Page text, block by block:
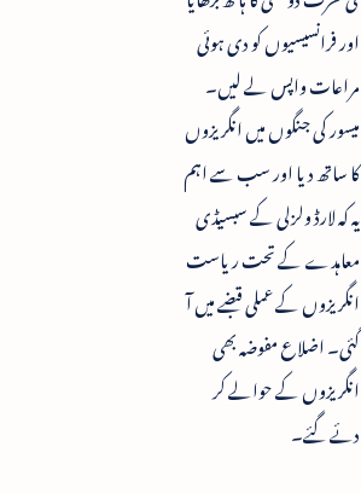
اور فرانسیسیوں کو دی ہوئی
مراعات واپس لے لیں۔
میسور کی جنگوں میں انگریزوں
کا ساتھ دیا اور سب سے اہم
یہ کہ لارڈ ولزلی کے سبسیڈی
معاہدے کے تحت ریاست
انگریزوں کے عملی قبضے میں آ
گئی۔ اضلاع مفوضہ بھی
انگریزوں کے حوالے کر
دئے گئے۔